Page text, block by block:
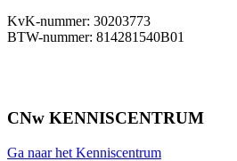
KvK-nummer: 30203773
BTW-nummer: 814281540B01
CNw KENNISCENTRUM
Ga naar het Kenniscentrum